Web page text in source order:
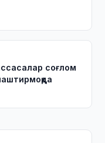
соғлом